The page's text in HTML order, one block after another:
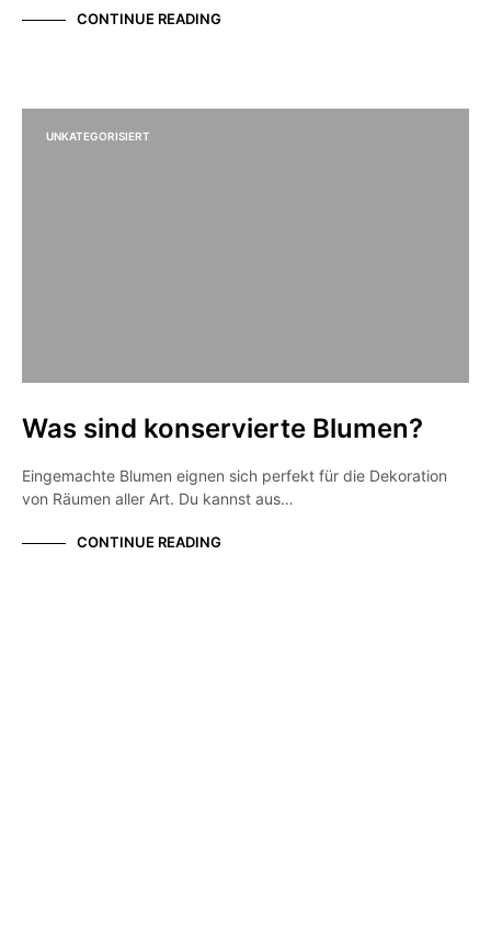
CONTINUE READING
UNKATEGORISIERT
Was sind konservierte Blumen?
Eingemachte Blumen eignen sich perfekt für die Dekoration
von Räumen aller Art. Du kannst aus…
CONTINUE READING